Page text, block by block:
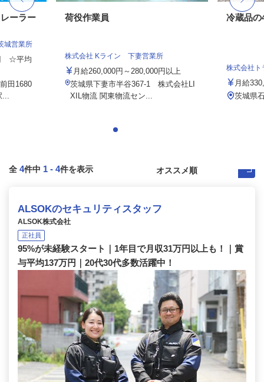
ーラー
城営業所
☆平均
田1680
荷役作業員
株式会社 Kライン 下妻営業所
月給260,000円～280,000円以上
茨城県下妻市半谷367-1 株式会社LI
XIL物流 関東物流セン...
冷蔵品
株式会社ト
月給
茨城県
全 4件中 1 - 4件を表示
ALSOKのセキュリティスタッフ
ALSOK株式会社
正社員
95%が未経験スタート｜1年目で月収31万円以上も！｜賞
与平均137万円｜20代30代多数活躍中！